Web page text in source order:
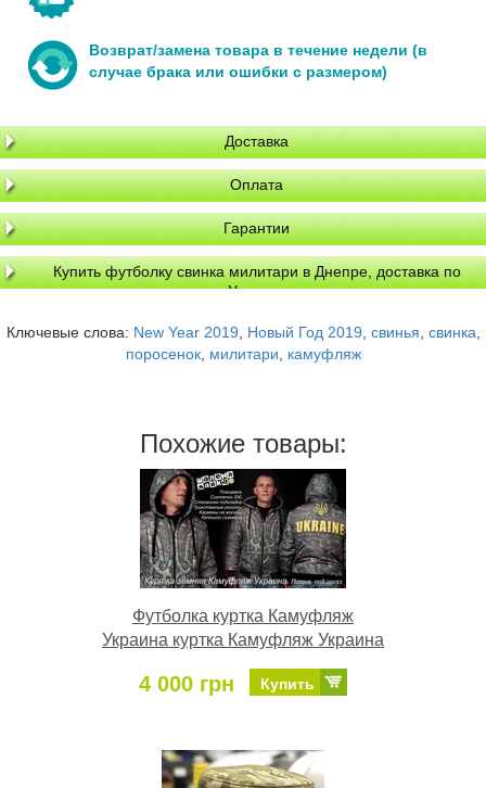
Возврат/замена товара в течение недели (в
случае брака или ошибки с размером)
Доставка
Оплата
Гарантии
Купить футболку свинка милитари в Днепре, доставка по
Украине
Ключевые слова: New Year 2019 Новый Год 2019 свинья свинка
поросенок, милитари камуфляж
Похожие товары:
Футболка куртка Камуфляж
Украина куртка Камуфляж Украина
4 000 грн Купить